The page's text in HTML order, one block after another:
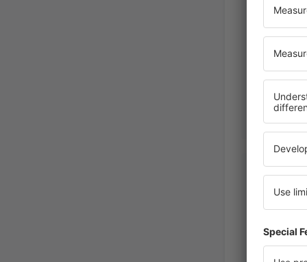
Francisco
Chile,